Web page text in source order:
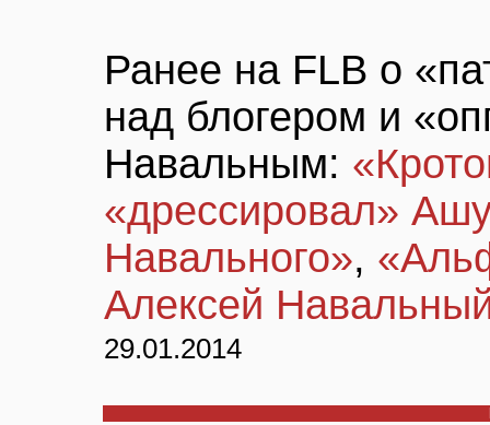
Ранее на FLB о
над блогером и
Навальным:
«дрессировал»
Навального»,
Алексей
29.01.2014